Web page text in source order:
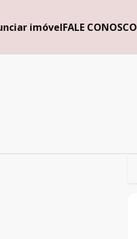
imóvelFALE CONOSCO